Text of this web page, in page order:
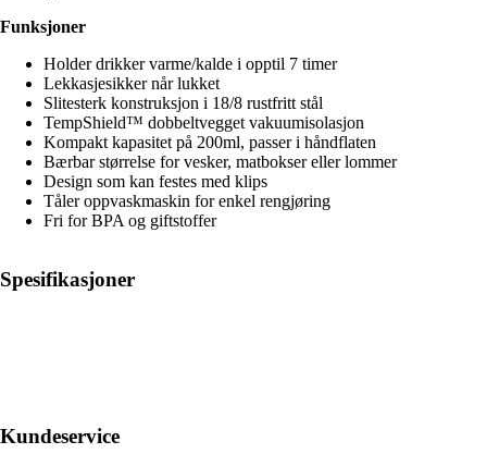
Funksjoner
Holder drikker varme/kalde i opptil 7 timer
Lekkasjesikker når lukket
Slitesterk konstruksjon i 18/8 rustfritt stål
TempShield™ dobbeltvegget vakuumisolasjon
Kompakt kapasitet på 200ml, passer i håndflaten
Bærbar størrelse for vesker, matbokser eller lommer
Design som kan festes med klips
Tåler oppvaskmaskin for enkel rengjøring
Fri for BPA og giftstoffer
Spesifikasjoner
Kundeservice